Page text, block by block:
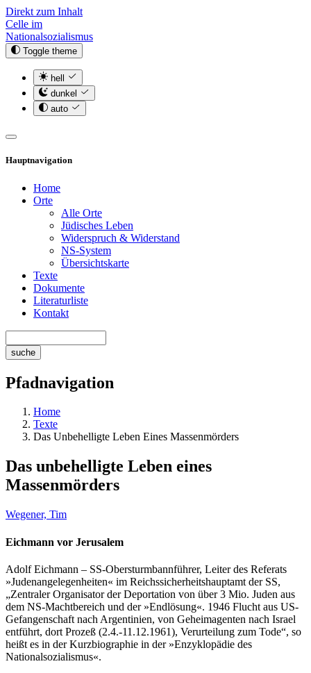
Direkt zum Inhalt
Celle im
Nationalsozialismus
Toggle theme
hell
dunkel
auto
Hauptnavigation
Home
Orte
Alle Orte
Jüdisches Leben
Widerspruch & Widerstand
NS-System
Übersichtskarte
Texte
Dokumente
Literaturliste
Kontakt
Pfadnavigation
Home
Texte
Das Unbehelligte Leben Eines Massenmörders
Das unbehelligte Leben eines
Massenmörders
Wegener, Tim
Eichmann vor Jerusalem
Adolf Eichmann – SS-Obersturmbannführer, Leiter des Referats
»Judenangelegenheiten« im Reichssicherheitshauptamt der SS,
„Zentraler Organisator der Deportation von über 3 Mio. Juden aus
dem NS-Machtbereich und der »Endlösung«. 1946 Flucht aus US-
Gefangenschaft nach Argentinien, von Geheimagenten nach Israel
entführt, dort Prozeß (2.4.-11.12.1961), Verurteilung zum Tode“, so
heißt es in der Kurzbiographie in der »Enzyklopädie des
Nationalsozialismus«.